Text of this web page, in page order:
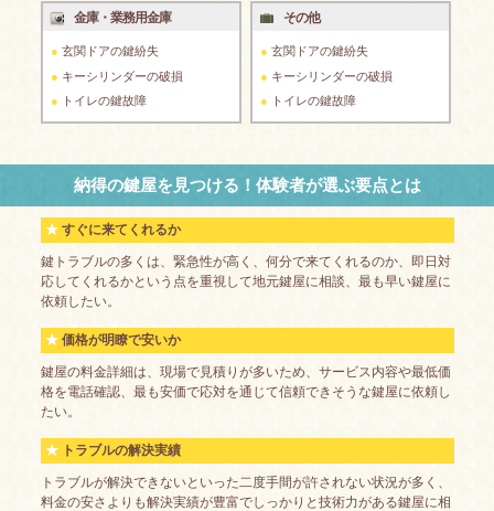
金庫・業務用金庫
玄関ドアの鍵紛失
キーシリンダーの破損
トイレの鍵故障
その他
玄関ドアの鍵紛失
キーシリンダーの破損
トイレの鍵故障
納得の鍵屋を見つける！体験者が選ぶ要点とは
すぐに来てくれるか
鍵トラブルの多くは、緊急性が高く、何分で来てくれるのか、即日対
応してくれるかという点を重視して地元鍵屋に相談、最も早い鍵屋に
依頼したい。
価格が明瞭で安いか
鍵屋の料金詳細は、現場で見積りが多いため、サービス内容や最低価
格を電話確認、最も安価で応対を通じて信頼できそうな鍵屋に依頼し
たい。
トラブルの解決実績
トラブルが解決できないといった二度手間が許されない状況が多く、
料金の安さよりも解決実績が豊富でしっかりと技術力がある鍵屋に相